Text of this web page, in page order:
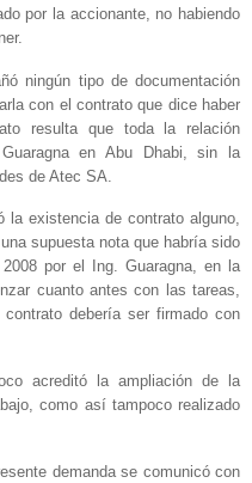
por la accionante, no habiendo
ningún tipo de documentación
con el contrato que dice haber
resulta que toda la relación
en Abu Dhabi, sin la
de Atec SA.
la existencia de contrato alguno,
supuesta nota que habría sido
por el Ing. Guaragna, en la
cuanto antes con las tareas,
debería ser firmado con
acreditó la ampliación de la
como así tampoco realizado
demanda se comunicó con